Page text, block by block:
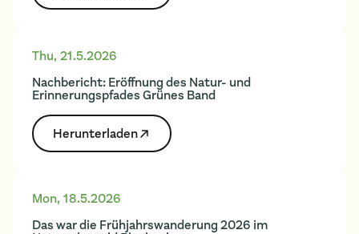
Thu, 21.5.2026
Nachbericht: Eröffnung des Natur- und
Erinnerungspfades Grünes Band
Herunter­laden
Mon, 18.5.2026
Das war die Frühjahrswanderung 2026 im